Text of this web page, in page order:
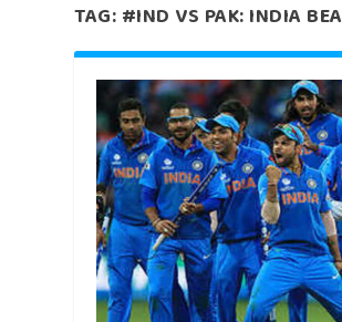
TAG:#IND VS PAK: INDIA